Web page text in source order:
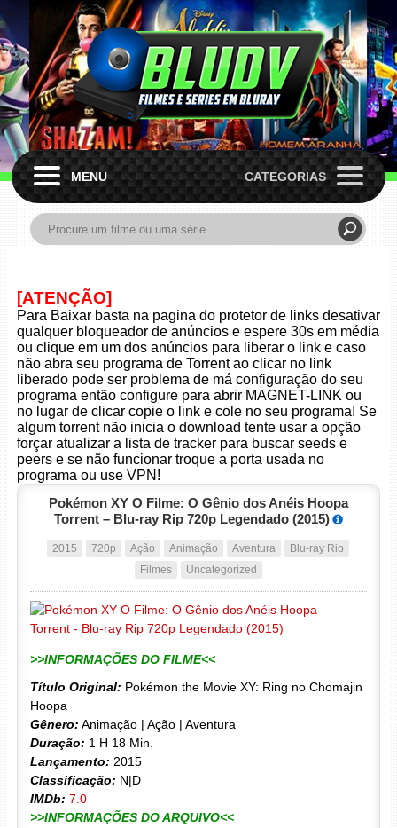
MENU CATEGORIAS
[ATENÇÃO]
Para Baixar basta na pagina do protetor de links desativar
qualquer bloqueador de anúncios e espere 30s em média
ou clique em um dos anúncios para liberar o link e caso
não abra seu programa de Torrent ao clicar no link
liberado pode ser problema de má configuração do seu
programa então configure para abrir MAGNET-LINK ou
no lugar de clicar copie o link e cole no seu programa! Se
algum torrent não inicia o download tente usar a opção
forçar atualizar a lista de tracker para buscar seeds e
peers e se não funcionar troque a porta usada no
programa ou use VPN!
Pokémon XY O Filme: O Gênio dos Anéis Hoopa
Torrent – Blu-ray Rip 720p Legendado (2015)
2015 720p Ação Animação Aventura
Blu-ray Rip
Filmes
Uncategorized
>>INFORMAÇÕES DO FILME<<
Título Original: Pokémon the Movie XY: Ring no Chomajin
Hoopa
Gênero: Animação | Ação | Aventura
Duração: 1 H 18 Min.
Lançamento: 2015
Classificação: N|D
IMDb: 7.0
>>INFORMAÇÕES DO ARQUIVO<<